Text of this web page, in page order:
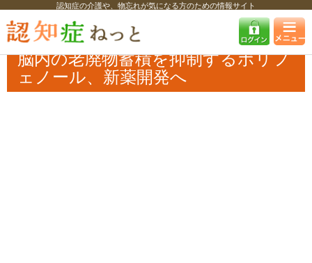
認知症の介護や、物忘れが気になる方のための情報サイト
認知症ねっと 認知症最新ニュース 医療
脳内の老廃物蓄積を抑制する
ポリフェノール、新薬開発へ
脳内の老廃物蓄積を抑制するポリフ
ェノール、新薬開発へ